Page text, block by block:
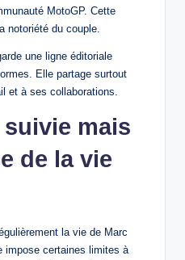
MotoGP. Cette
notoriété du couple.
une ligne éditoriale
Elle partage surtout
et à ses collaborations.
mais
de la vie
la vie de Marc
impose certaines limites à